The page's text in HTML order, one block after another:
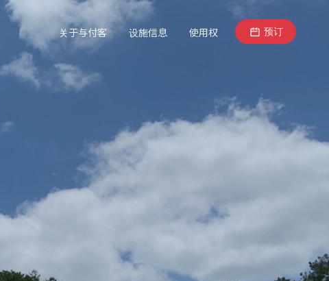
关于与付客 设施信息 使用权 预订